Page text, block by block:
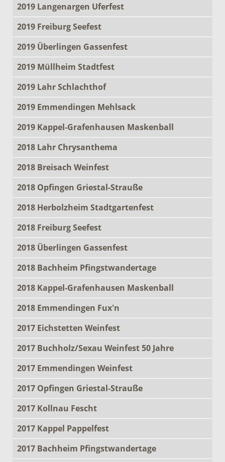
2019 Langenargen Uferfest
2019 Freiburg Seefest
2019 Überlingen Gassenfest
2019 Müllheim Stadtfest
2019 Lahr Schlachthof
2019 Emmendingen Mehlsack
2019 Kappel-Grafenhausen Maskenball
2018 Lahr Chrysanthema
2018 Breisach Weinfest
2018 Opfingen Griestal-Strauße
2018 Herbolzheim Stadtgartenfest
2018 Freiburg Seefest
2018 Überlingen Gassenfest
2018 Bachheim Pfingstwandertage
2018 Kappel-Grafenhausen Maskenball
2018 Emmendingen Fux'n
2017 Eichstetten Weinfest
2017 Buchholz/Sexau Weinfest 50 Jahre
2017 Emmendingen Weinfest
2017 Opfingen Griestal-Strauße
2017 Kollnau Fescht
2017 Kappel Pappelfest
2017 Bachheim Pfingstwandertage